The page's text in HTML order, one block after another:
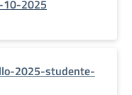
10-2025
2025-studente-